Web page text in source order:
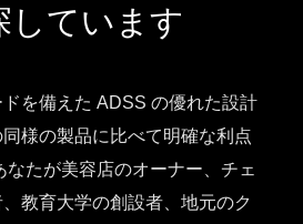
しています
を備えた ADSS の優れた設計
様の製品に比べて明確な利点
なたが美容店のオーナー、チェ
教育大学の創設者、地元のク